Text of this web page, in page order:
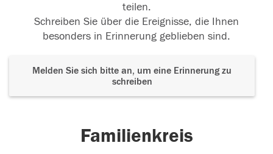
teilen.
Schreiben Sie über die Ereignisse, die Ihnen
besonders in Erinnerung geblieben sind.
Melden Sie sich bitte an, um eine Erinnerung zu
schreiben
Familienkreis